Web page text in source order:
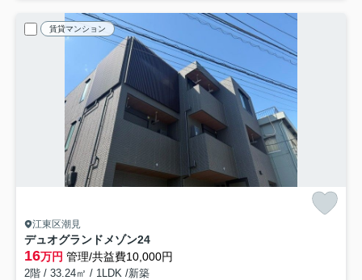
賃貸マンション
江東区潮見
デュオグランドメゾン24
16万円 管理/共益費10,000円
2階 / 33.24㎡ / 1LDK /新築